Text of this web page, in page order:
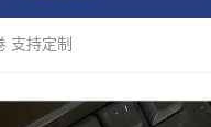
支持定制